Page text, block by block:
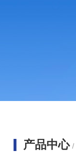
产品中心 /